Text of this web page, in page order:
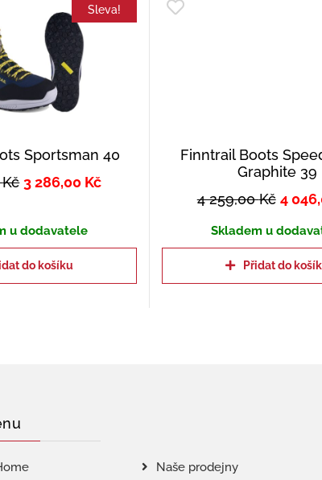
Sleva!
Sportsman 40
Kč 3 286,00 Kč
u dodavatele
do košíku
Finntrail Boots
Graphite 39
4 259,00Kč 4
Skladem u
Přidat do
Naše prodejny